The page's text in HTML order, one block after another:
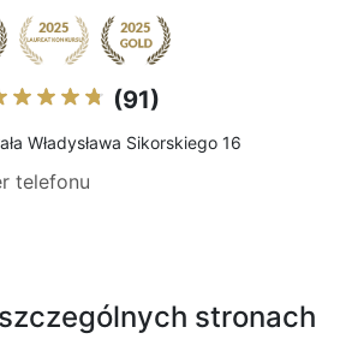
(91)
Władysława Sikorskiego 16
telefonu
stronach